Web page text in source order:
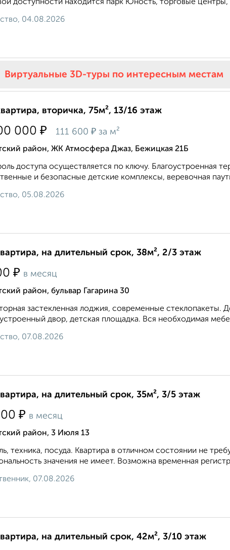
доступности находится парк Юность, торговые центры,
04.08.2026
Виртуальные 3D-туры по интересным местам
вторичка, 75м², 13/16 этаж
000 ₽ 111 600 ₽ за м²
район, ЖК Атмосфера Джаз, Бежицкая 21Б
доступа осуществляется по ключу. Благоустроенная
и безопасные детские комплексы, веревочная
05.08.2026
на длительный срок, 38м², 2/3 этаж
₽ в месяц
район, бульвар Гагарина 30
застекленная лоджия, современные
двор, детская площадка. Вся необходимая
07.08.2026
на длительный срок, 35м², 3/5 этаж
₽ в месяц
район, 3 Июля 13
техника, посуда. Квартира в отличном состоянии не
значения не имеет. Возможна временная
07.08.2026
на длительный срок, 42м², 3/10 этаж